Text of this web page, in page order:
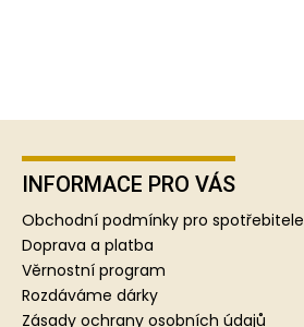
Z
INFORMACE PRO VÁS
Obchodní podmínky pro spotřebitele
Doprava a platba
Věrnostní program
Rozdáváme dárky
Zásady ochrany osobních údajů